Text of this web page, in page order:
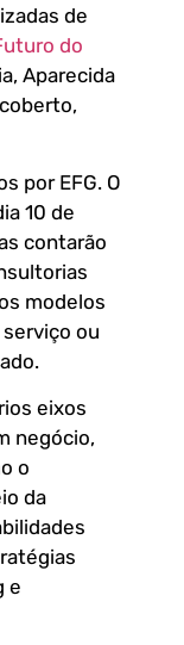
de
do
Aparecida
por EFG. O
10 de
contarão
modelos
ou
eixos
negócio,
o
da
e